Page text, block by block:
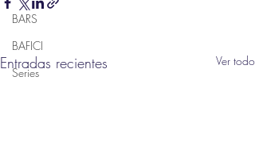
BARS
BAFICI
Series
Entradas recientes Ver todo